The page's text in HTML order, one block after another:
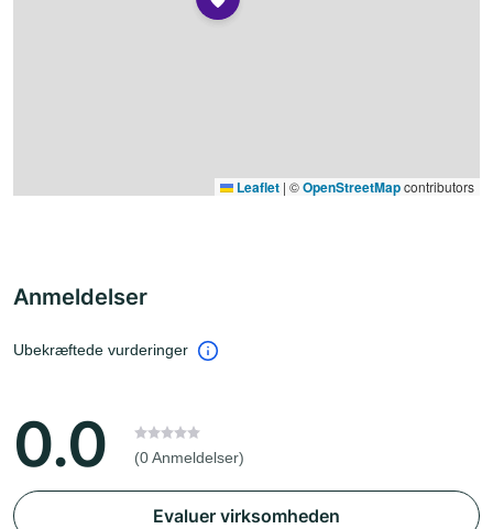
Leaflet | ©OpenStreetMapcontributors
Anmeldelser
Ubekræftede vurderinger
0.0 (0 Anmeldelser)
Evaluer virksomheden